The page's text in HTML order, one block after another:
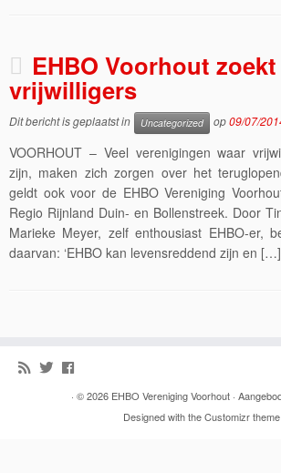
EHBO Voorhout zoekt
vrijwilligers
Dit bericht is geplaatst in Uncategorized op09/07/
VOORHOUT – Veel verenigingen waar
zijn, maken zich zorgen over het
geldt ook voor de EHBO Vereniging
Regio Rijnland Duin- en Bollenstreek. Door
Marieke Meyer, zelf enthousiast EHBO-er,
daarvan: ‘EHBO kan levensreddend zijn en […]
· © 2026 EHBO Vereniging Voorhout ·
Designed with theCustomizr theme